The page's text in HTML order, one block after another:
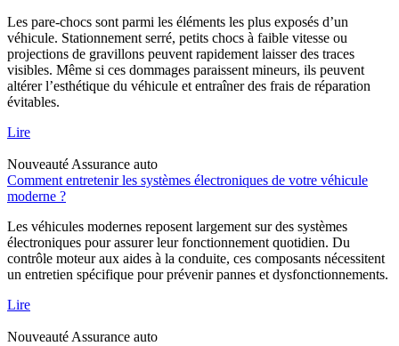
Les pare-chocs sont parmi les éléments les plus exposés d’un
véhicule. Stationnement serré, petits chocs à faible vitesse ou
projections de gravillons peuvent rapidement laisser des traces
visibles. Même si ces dommages paraissent mineurs, ils peuvent
altérer l’esthétique du véhicule et entraîner des frais de réparation
évitables.
Lire
Nouveauté Assurance auto
Comment entretenir les systèmes électroniques de votre véhicule
moderne ?
Les véhicules modernes reposent largement sur des systèmes
électroniques pour assurer leur fonctionnement quotidien. Du
contrôle moteur aux aides à la conduite, ces composants nécessitent
un entretien spécifique pour prévenir pannes et dysfonctionnements.
Lire
Nouveauté Assurance auto